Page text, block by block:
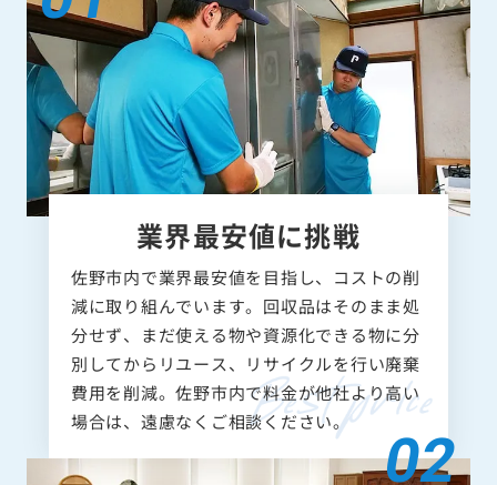
業界最安値に挑戦
佐野市内で業界最安値を目指し、コストの削
減に取り組んでいます。回収品はそのまま処
分せず、まだ使える物や資源化できる物に分
別してからリユース、リサイクルを行い廃棄
費用を削減。佐野市内で料金が他社より高い
場合は、遠慮なくご相談ください。